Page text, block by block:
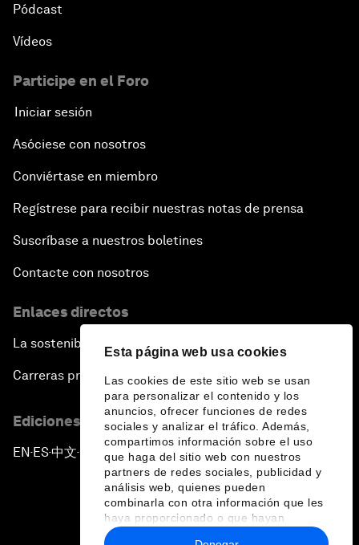
Esta página web usa cookies
Las cookies de este sitio web se usan
para personalizar el contenido y los
anuncios, ofrecer funciones de redes
sociales y analizar el tráfico. Además,
compartimos información sobre el uso
que haga del sitio web con nuestros
partners de redes sociales, publicidad y
análisis web, quienes pueden
combinarla con otra información que les
haya proporcionado o que hayan
recopilado a partir del uso que haya
Pódcast
Vídeos
Participe en el Foro
Iniciar sesión
Asóciese con nosotros
Conviértase en miembro
Regístrese para recibir nuestras notas de prensa
Suscríbase a nuestros boletines
Contacte con nosotros
Enlaces directos
La sostenibilidad en el Foro
Carreras profesionales
Ediciones en otros idiomas
EN ▪ES▪中文▪ 日本語